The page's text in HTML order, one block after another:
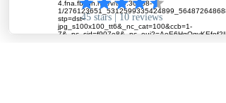
certificados
Garantía 2 años